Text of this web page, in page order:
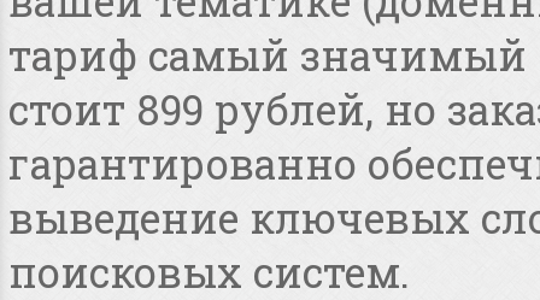
тариф самый значимый
стоит 899 рублей, но
гарантированно
выведение ключевых
поисковых систем.